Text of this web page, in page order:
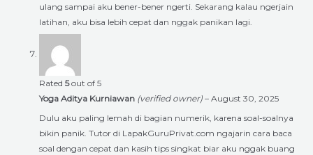
ulang sampai aku bener-bener ngerti. Sekarang kalau ngerjain
latihan, aku bisa lebih cepat dan nggak panikan lagi.
Rated 5out of 5
Yoga Aditya Kurniawan (verified owner) – August 30, 2025
Dulu aku paling lemah di bagian numerik, karena soal-soalnya
bikin panik. Tutor di LapakGuruPrivat.com ngajarin cara baca
soal dengan cepat dan kasih tips singkat biar aku nggak buang